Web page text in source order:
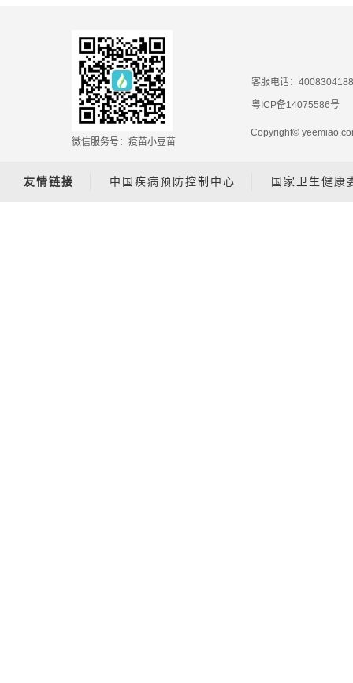
微信服务号：疫苗小豆苗
客服电话：4008304188
粤ICP备14075586号
Copyright©
友情链接 中国疾病预防控制中心 国家卫生健康